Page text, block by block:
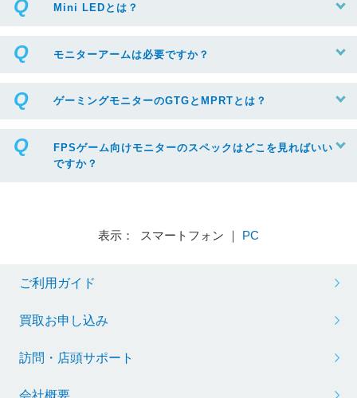
Mini LEDとは？
モニターアームは必要ですか？
ゲーミングモニターのGTGとMPRTとは？
FPSゲーム向けモニターのスペックはどこを見ればいい
ですか？
表示： スマートフォン ｜ PC
ご利用ガイド
買取お申し込み
訪問・店頭サポート
会社概要